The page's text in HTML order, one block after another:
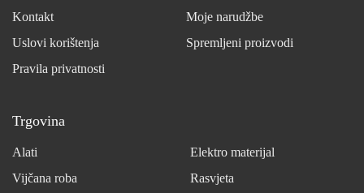
Kontakt
Uslovi korištenja
Pravila privatnosti
Moje narudžbe
Spremljeni proizvodi
Trgovina
Alati
Elektro materijal
Vijčana roba
Rasvjeta